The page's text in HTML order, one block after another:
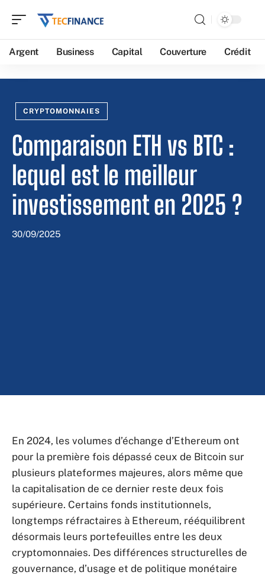
Argent Business Capital Couverture Crédit
CRYPTOMONNAIES
Comparaison ETH vs BTC :
lequel est le meilleur
investissement en 2025 ?
30/09/2025
En 2024, les volumes d’échange d’Ethereum ont
pour la première fois dépassé ceux de Bitcoin sur
plusieurs plateformes majeures, alors même que
la capitalisation de ce dernier reste deux fois
supérieure. Certains fonds institutionnels,
longtemps réfractaires à Ethereum, rééquilibrent
désormais leurs portefeuilles entre les deux
cryptomonnaies. Des différences structurelles de
gouvernance, d’usage et de politique monétaire